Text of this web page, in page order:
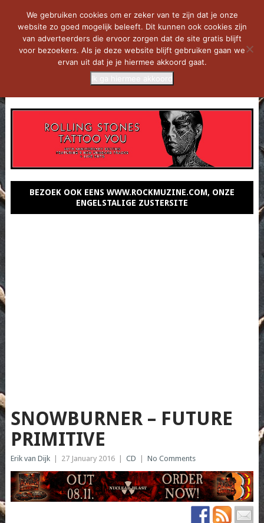
BEZOEK OOK EENS WWW.ROCKMUZINE.COM, ONZE
ENGELSTALIGE ZUSTERSITE
SNOWBURNER – FUTURE
PRIMITIVE
Erik van Dijk 27 January 2016 CD No Comments
We gebruiken cookies om er zeker van te zijn dat je onze
website zo goed mogelijk beleeft. Dit kunnen ook cookies zijn
van adverteerders die ervoor zorgen dat de site gratis blijft
voor bezoekers. Als je deze website blijft gebruiken gaan we
ervan uit dat je je hiermee akkoord gaat.
Ik ga hiermee akkoord